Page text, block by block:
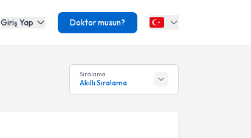
Giriş Yap Doktor musun?
Sıralama
Akıllı Sıralama